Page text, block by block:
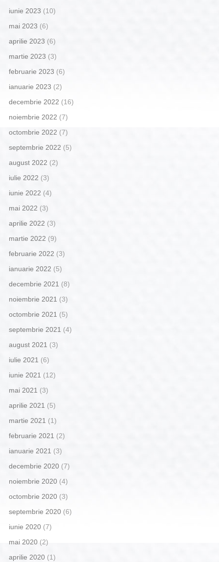
iunie 2023 (10)
mai 2023 (6)
aprilie 2023 (6)
martie 2023 (3)
februarie 2023 (6)
ianuarie 2023 (2)
decembrie 2022 (16)
noiembrie 2022 (7)
octombrie 2022 (7)
septembrie 2022 (5)
august 2022 (2)
iulie 2022 (3)
iunie 2022 (4)
mai 2022 (3)
aprilie 2022 (3)
martie 2022 (9)
februarie 2022 (3)
ianuarie 2022 (5)
decembrie 2021 (8)
noiembrie 2021 (3)
octombrie 2021 (5)
septembrie 2021 (4)
august 2021 (3)
iulie 2021 (6)
iunie 2021 (12)
mai 2021 (3)
aprilie 2021 (5)
martie 2021 (1)
februarie 2021 (2)
ianuarie 2021 (3)
decembrie 2020(7)
noiembrie 2020(4)
octombrie 2020(3)
septembrie 2020(6)
iunie 2020(7)
mai 2020(2)
aprilie 2020(1)